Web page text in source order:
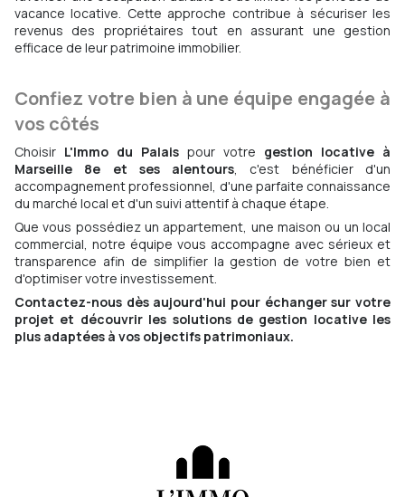
vacance locative. Cette approche contribue à sécuriser les
revenus des propriétaires tout en assurant une gestion
efficace de leur patrimoine immobilier.
Confiez votre bien à une équipe engagée à
vos côtés
Choisir L'Immo du Palais pour votre gestion locative à
Marseille 8e et ses alentours , c'est bénéficier d'un
accompagnement professionnel, d'une parfaite connaissance
du marché local et d'un suivi attentif à chaque étape.
Que vous possédiez un appartement, une maison ou un local
commercial, notre équipe vous accompagne avec sérieux et
transparence afin de simplifier la gestion de votre bien et
d'optimiser votre investissement.
Contactez-nous dès aujourd'hui pour échanger sur votre
projet et découvrir les solutions de gestion locative les
plus adaptées à vos objectifs patrimoniaux.